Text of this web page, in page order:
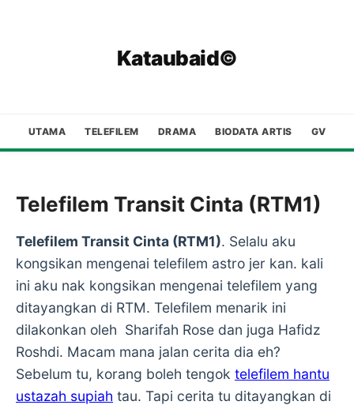
Kataubaid©
UTAMA TELEFILEM DRAMA BIODATA ARTIS GV
Telefilem Transit Cinta (RTM1)
Telefilem Transit Cinta (RTM1). Selalu aku
kongsikan mengenai telefilem astro jer kan. kali
ini aku nak kongsikan mengenai telefilem yang
ditayangkan di RTM. Telefilem menarik ini
dilakonkan oleh Sharifah Rose dan juga Hafidz
Roshdi. Macam mana jalan cerita dia eh?
Sebelum tu, korang boleh tengok telefilem hantu
ustazah supiah tau. Tapi cerita tu ditayangkan di